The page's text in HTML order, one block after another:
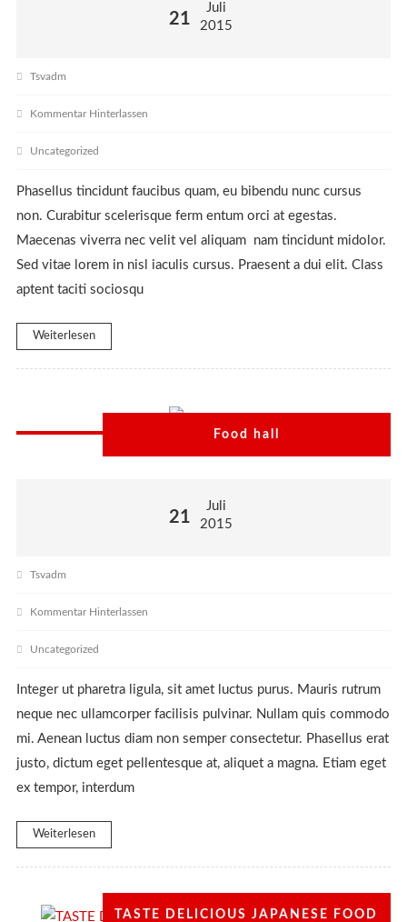
21
Juli
2015
Tsvadm
Kommentar Hinterlassen
Uncategorized
Phasellus tincidunt faucibus quam, eu bibendu nunc cursus
non. Curabitur scelerisque ferm entum orci at egestas.
Maecenas viverra nec velit vel aliquam nam tincidunt midolor.
Sed vitae lorem in nisl iaculis cursus. Praesent a dui elit. Class
aptent taciti sociosqu
Weiterlesen
Food hall
21
Juli
2015
Tsvadm
Kommentar Hinterlassen
Uncategorized
Integer ut pharetra ligula, sit amet luctus purus. Mauris rutrum
neque nec ullamcorper facilisis pulvinar. Nullam quis commodo
mi. Aenean luctus diam non semper consectetur. Phasellus erat
justo, dictum eget pellentesque at, aliquet a magna. Etiam eget
ex tempor, interdum
Weiterlesen
TASTE DELICIOUS JAPANESE FOOD